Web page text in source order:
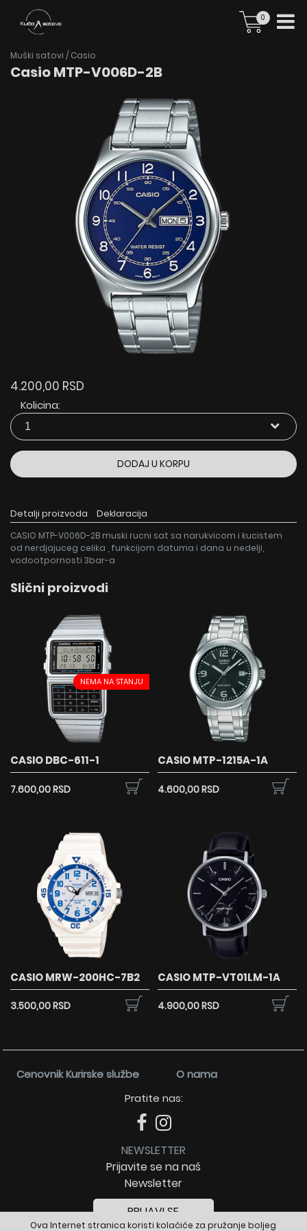
Ova Internet stranica koristi kolačiće za pružanje boljeg
0
Muški satovi / Casio
Casio MTP-V006D-2B
4.200,00 RSD
Kolicina:
DODAJ U KORPU
Detalji proizvoda Deklaracija
CASIO MTP-V006D-2B muski rucni sat sa narukvicom i kucistem
od nerdjajuceg celika , funkcijom datuma i dana u nedelji,
vodootpornosti 3bar-a
Slični proizvodi
NEMA NA STANJU
CASIO DBC-611-1
7.600,00 RSD
CASIO MTP-1215A-1A
4.600,00 RSD
CASIO MRW-200HC-7B2
3.500,00 RSD
CASIO MTP-VT01LM-1A
4.900,00 RSD
Cenovnik Kurirske službe
O nama
Pratite nas:
NEWSLETTER
Prijavite se na naš
Newsletter
PRIJAVI SE